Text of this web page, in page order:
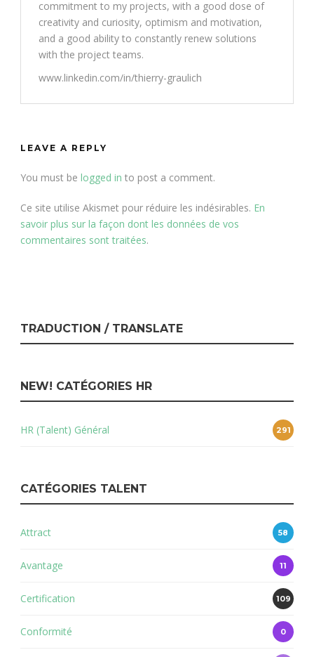
commitment to my projects, with a good dose of
creativity and curiosity, optimism and motivation,
and a good ability to constantly renew solutions
with the project teams.
www.linkedin.com/in/thierry-graulich
LEAVE A REPLY
You must be logged in to post a comment.
Ce site utilise Akismet pour réduire les indésirables. En
savoir plus sur la façon dont les données de vos
commentaires sont traitées.
TRADUCTION / TRANSLATE
NEW! CATÉGORIES HR
HR (Talent) Général 291
CATÉGORIES TALENT
Attract 58
Avantage 11
Certification 109
Conformité 0